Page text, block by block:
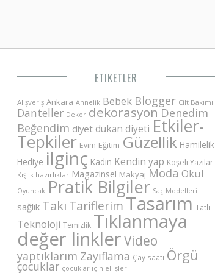
ETIKETLER
Alışveriş Ankara Annelik Bebek Blogger Cilt Bakımı
Danteller Dekor dekorasyon Denedim
Beğendim diyet dukan diyeti Etkiler-
Tepkiler Evim Eğitim Güzellik Hamilelik
Hediye ilginç Kadın Kendin yap Köşeli Yazılar
Kışlık hazırlıklar Magazinsel Makyaj Moda Okul
Oyuncak Pratik Bilgiler Saç Modelleri
sağlık Takı Tariflerim Tasarım Tatlı
Teknoloji Temizlik Tıklanmaya
değer linklerVideo
yaptıklarım Zayıflama Çay saati Örgü
çocuklar çocuklar için el işleri